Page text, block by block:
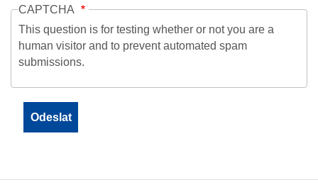
CAPTCHA
This question is for testing whether or not you are a
human visitor and to prevent automated spam
submissions.